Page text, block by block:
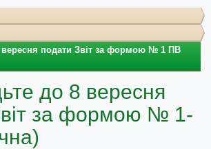
вересня подати Звіт за формою № 1 ПВ
до 8 вересня
за формою № 1-